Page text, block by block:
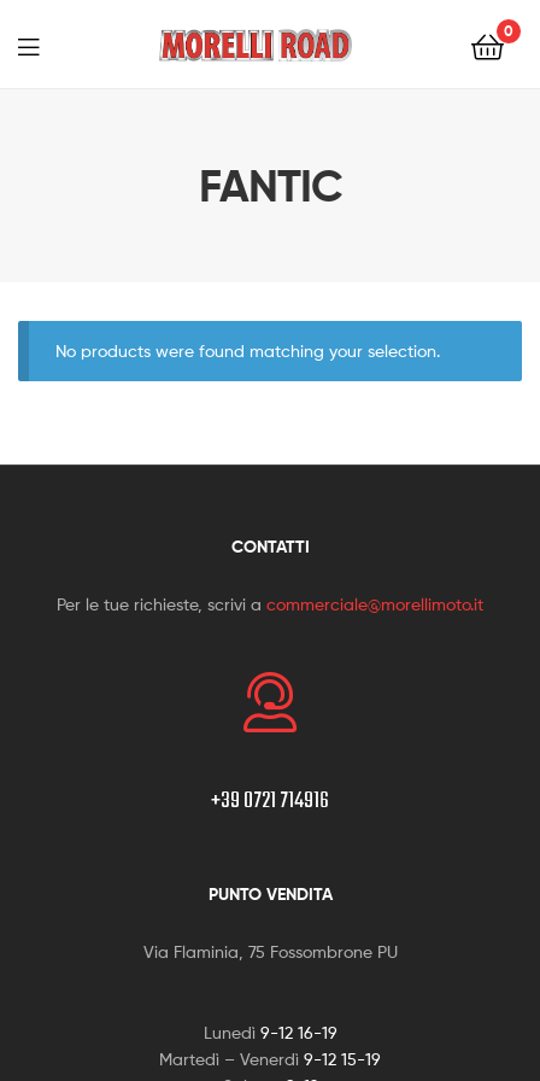
0
FANTIC
No products were found matching your selection.
CONTATTI
Per le tue richieste, scrivi a commerciale@morellimoto.it
+39 0721 714916
PUNTO VENDITA
Via Flaminia, 75 Fossombrone PU
Lunedì 9-12 16-19
Martedì – Venerdì 9-12 15-19